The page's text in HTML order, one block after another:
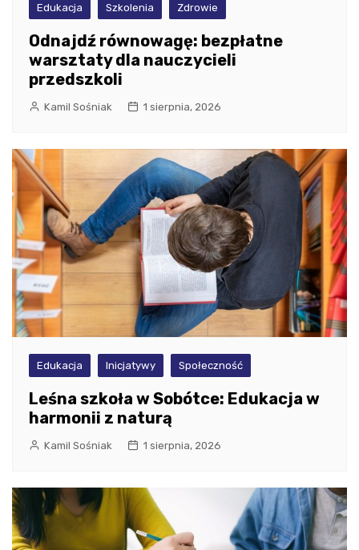
Edukacja Szkolenia Zdrowie
Odnajdź równowagę: bezpłatne
warsztaty dla nauczycieli
przedszkoli
Kamil Sośniak 1 sierpnia, 2026
Edukacja Inicjatywy Społeczność
Leśna szkoła w Sobótce: Edukacja w
harmonii z naturą
Kamil Sośniak 1 sierpnia, 2026